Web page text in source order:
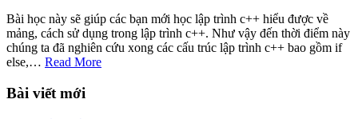
Bài học này sẽ giúp các bạn mới học lập trình c++ hiểu được về
mảng, cách sử dụng trong lập trình c++. Như vậy đến thời điểm này
chúng ta đã nghiên cứu xong các cấu trúc lập trình c++ bao gồm if
else,… Read More
Bài viết mới